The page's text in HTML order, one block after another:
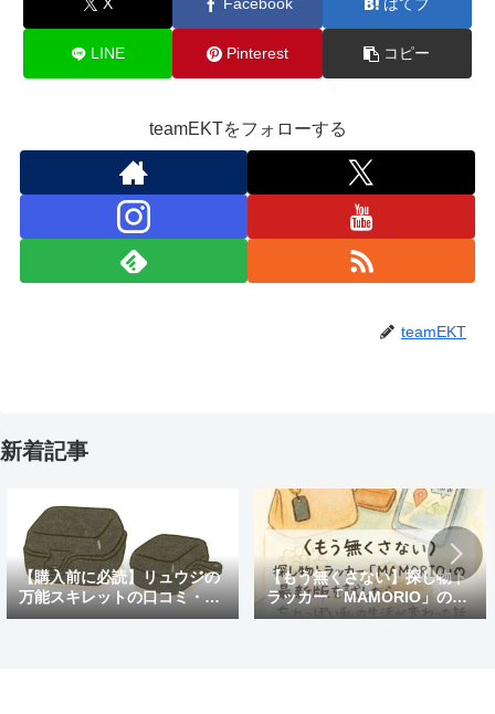
LINE Pinterest コピー
teamEKTをフォローする
teamEKT
新着記事
【購入前に必読】リュウジの
万能スキレットの口コミ・評
判まとめ｜後悔しないための
【もう無くさない】探し物ト
ラッカー「MAMORIO」の最
新版を試したら、忘れっぽい